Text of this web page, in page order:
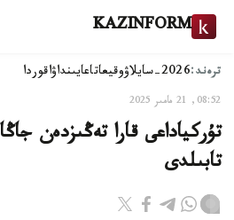
KAZINFORM
ترەند:2026-سايلاۋ وقيعاتاعايىنداۋاقوردا
08:52, 21 مامىر 2025
تۇركياداعى قارا تەڭىزدەن
تابىلدى